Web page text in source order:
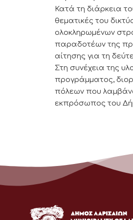
Κατά τη διάρκεια
θεματικές του
ολοκληρωμένων
παραδοτέων της
αίτησης για τη
Στη συνέχεια της
προγράμματος,
πόλεων που
εκπρόσωπος του